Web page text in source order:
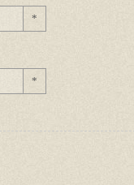
*
*